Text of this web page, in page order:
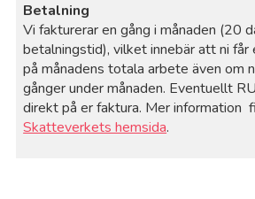
Betalning
Vi fakturerar en gång i månaden (20
betalningstid), vilket innebär att ni får
på månadens totala arbete även om
gånger under månaden. Eventuellt
direkt på er faktura. Mer information
Skatteverkets hemsida.